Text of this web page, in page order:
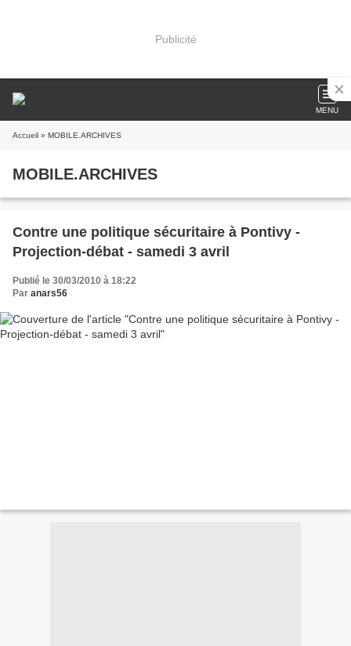
Publicité
MENU
Accueil » MOBILE.ARCHIVES
MOBILE.ARCHIVES
Contre une politique sécuritaire à Pontivy -
Projection-débat - samedi 3 avril
Publié le 30/03/2010 à 18:22
Par anars56